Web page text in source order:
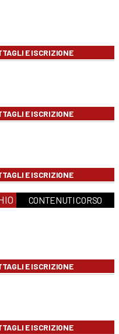
E ISCRIZIONE
E ISCRIZIONE
E ISCRIZIONE
BASSOCONTENUTI CORSO
E ISCRIZIONE
E ISCRIZIONE